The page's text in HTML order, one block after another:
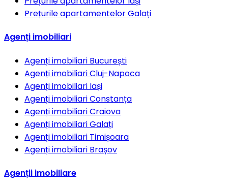
Prețurile apartamentelorGalați
Agenți imobiliari
Agenți imobiliari București
Agenți imobiliariCluj-Napoca
Agenți imobiliari Iași
Agenți imobiliariConstanța
Agenți imobiliariCraiova
Agenți imobiliariGalați
Agenți imobiliari Timișoara
Agenți imobiliari Brașov
Agenții imobiliare